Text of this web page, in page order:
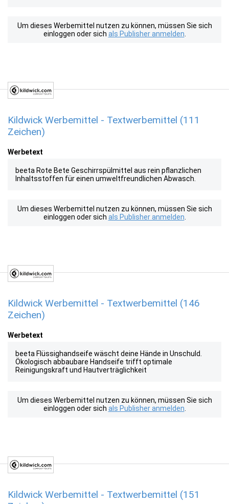
Um dieses Werbemittel nutzen zu können, müssen Sie sich
einloggen oder sich als Publisher anmelden
Kildwick Werbemittel - Textwerbemittel (111
Zeichen)
Werbetext
beeta Rote Bete Geschirrspülmittel aus rein pflanzlichen
Inhaltsstoffen für einen umweltfreundlichen Abwasch.
Um dieses Werbemittel nutzen zu können, müssen Sie sich
einloggen oder sich als Publisher anmelden
Kildwick Werbemittel - Textwerbemittel (146
Zeichen)
Werbetext
beeta Flüssighandseife wäscht deine Hände in Unschuld.
Ökologisch abbaubare Handseife trifft optimale
Reinigungskraft und Hautverträglichkeit
Um dieses Werbemittel nutzen zu können, müssen Sie sich
einloggen oder sich als Publisher anmelden
Kildwick Werbemittel - Textwerbemittel (151